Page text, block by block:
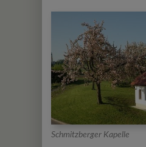
Schmitzberger Kapelle